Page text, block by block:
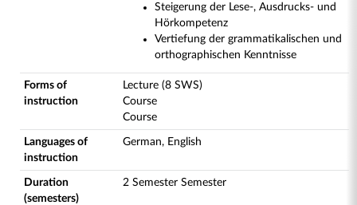
Steigerung der Lese-, Ausdrucks- und
Hörkompetenz
Vertiefung der grammatikalischen und
orthographischen Kenntnisse
Forms of
instruction
Lecture (8 SWS)
Course
Course
Languages of
instruction
German, English
Duration
(semesters)
2 Semester Semester